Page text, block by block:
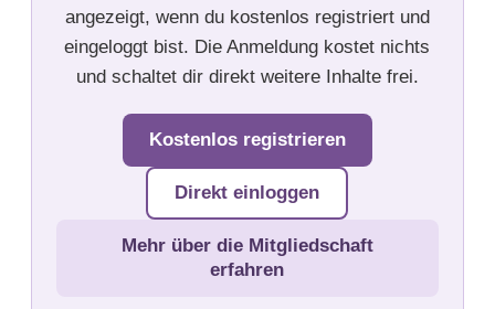
angezeigt, wenn du kostenlos registriert und
eingeloggt bist. Die Anmeldung kostet nichts
und schaltet dir direkt weitere Inhalte frei.
Kostenlos registrieren
Direkt einloggen
Mehr über die Mitgliedschaft
erfahren